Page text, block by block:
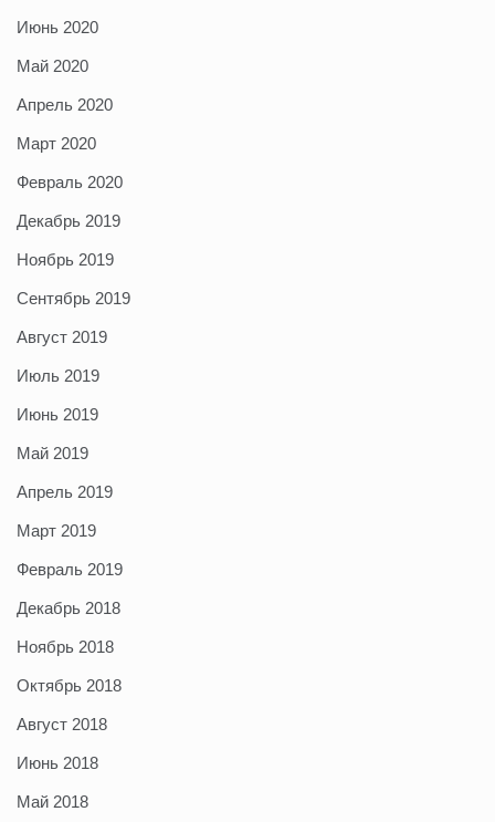
Июнь 2020
Май 2020
Апрель 2020
Март 2020
Февраль 2020
Декабрь 2019
Ноябрь 2019
Сентябрь 2019
Август 2019
Июль 2019
Июнь 2019
Май 2019
Апрель 2019
Март 2019
Февраль 2019
Декабрь 2018
Ноябрь 2018
Октябрь 2018
Август 2018
Июнь 2018
Май 2018